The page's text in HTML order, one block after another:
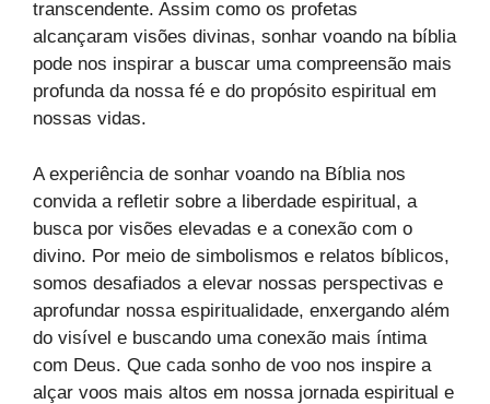
transcendente. Assim como os profetas
alcançaram visões divinas, sonhar voando na bíblia
pode nos inspirar a buscar uma compreensão mais
profunda da nossa fé e do propósito espiritual em
nossas vidas.
A experiência de sonhar voando na Bíblia nos
convida a refletir sobre a liberdade espiritual, a
busca por visões elevadas e a conexão com o
divino. Por meio de simbolismos e relatos bíblicos,
somos desafiados a elevar nossas perspectivas e
aprofundar nossa espiritualidade, enxergando além
do visível e buscando uma conexão mais íntima
com Deus. Que cada sonho de voo nos inspire a
alçar voos mais altos em nossa jornada espiritual e